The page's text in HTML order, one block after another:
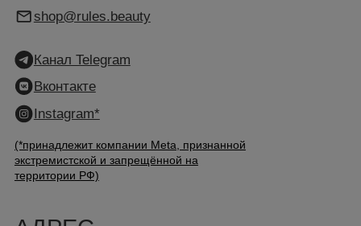
ООО «Правила Красоты» 2025-2026,
КПП: 774301001
Карта сайта
Разработка сайта
Бесплатная консультация специалиста и
Подобрать уход